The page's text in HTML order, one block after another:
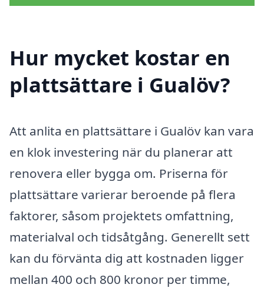
Hur mycket kostar en
plattsättare i Gualöv?
Att anlita en plattsättare i Gualöv kan vara
en klok investering när du planerar att
renovera eller bygga om. Priserna för
plattsättare varierar beroende på flera
faktorer, såsom projektets omfattning,
materialval och tidsåtgång. Generellt sett
kan du förvänta dig att kostnaden ligger
mellan 400 och 800 kronor per timme,